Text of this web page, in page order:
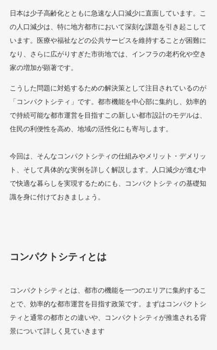
日本は少子高齢化とともに急速な人口減少に直面しています。こ
の人口減少は、特に地方都市において深刻な課題を引き起こして
います。医療や福祉などの公共サービスを維持することが困難に
なり、さらに広がりすぎた市街地では、インフラの老朽化や空き
家の増加が顕著です。
こうした問題に対処するための解決策として注目されているのが
「コンパクトシティ」です。都市機能を中心部に集約し、効率的
で持続可能な都市運営を目指すこの新しい都市設計のモデルは、
住民の利便性を高め、地域の活性化にも寄与します。
今回は、そんなコンパクトシティの仕組みやメリット・デメリッ
ト、そして具体的な実例を詳しく解説します。人口減少が進む中
で快適な暮らしを実現するためにも、コンパクトシティの基礎知
識を身に付けておきましょう。
コンパクトシティとは
コンパクトシティとは、都市の機能を一つのエリアに集約するこ
とで、効率的な都市運営を目指す政策です。まずはコンパクトシ
ティと通常の都市との違いや、コンパクトシティが推進される背
景について詳しく見ていきます